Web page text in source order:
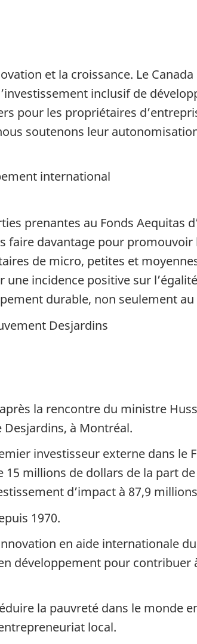
et la croissance. Le
inclusif de
pour les propriétaires
soutenons leur
international
prenantes au Fonds Aequitas
faire davantage pour
de micro, petites et
incidence positive sur
durable, non seulement
Desjardins
la rencontre du ministre
à Montréal.
investisseur externe dans le
millions de dollars de la part
d’impact à 87,9
1970.
en aide internationale
développement pour
la pauvreté dans le monde
local.